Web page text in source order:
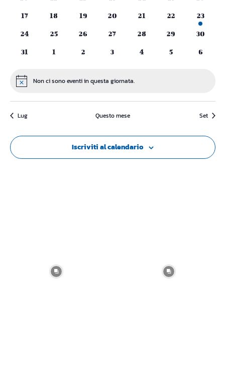
0
17
0
18
0
19
0
20
0
21
0
22
1
evento
23
0
24
0
25
0
26
0
27
0
28
0
29
0
30
0
31
0
1
0
2
0
3
0
4
0
5
0
6
Notice Non ci sono eventi in questa giornata.
Lug Questo mese Set
Iscriviti al calendario